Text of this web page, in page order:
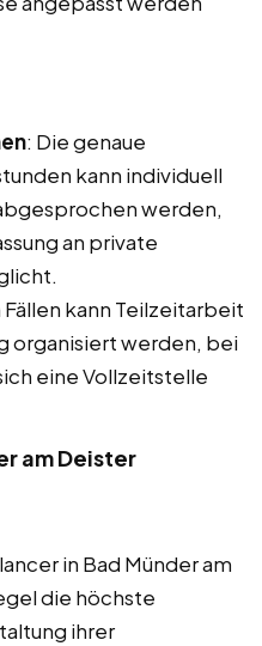
: Die genaue
kann individuell
werden,
an private
Fällen kann Teilzeitarbeit
organisiert werden, bei
eine Vollzeitstelle
am Deister
in Bad Münder am
die höchste
ihrer